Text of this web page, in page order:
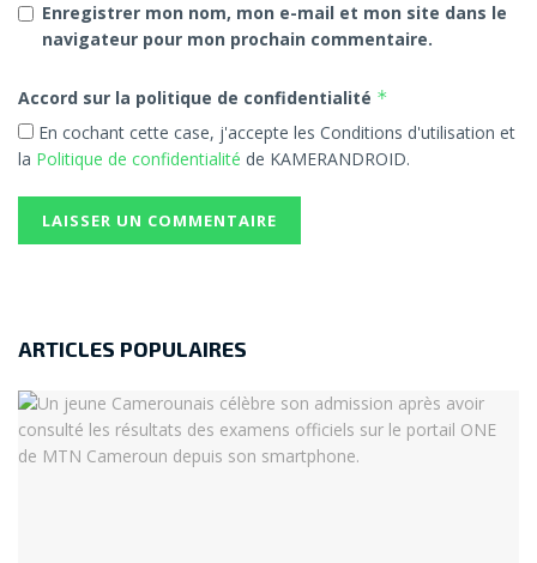
Enregistrer mon nom, mon e-mail et mon site dans le
navigateur pour mon prochain commentaire.
Accord sur la politique de confidentialité *
En cochant cette case, j'accepte les Conditions d'utilisation et
la Politique de confidentialité de KAMERANDROID.
ARTICLES POPULAIRES